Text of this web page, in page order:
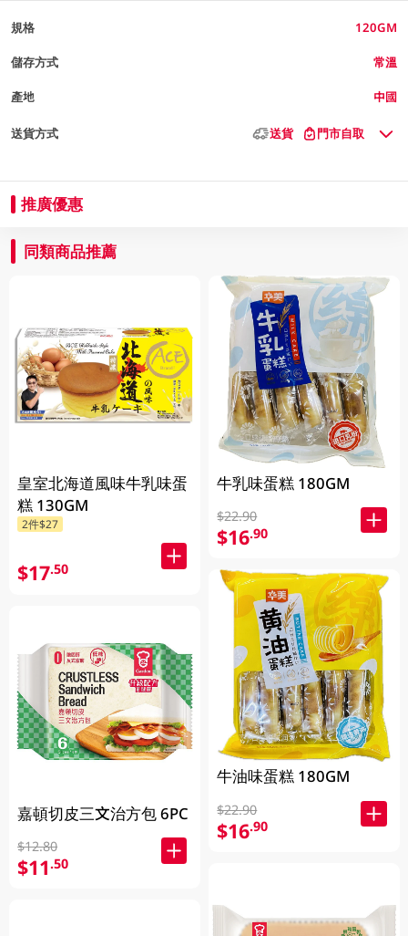
規格 120GM
儲存方式 常溫
產地 中國
送貨方式 送貨 門市自取
推廣優惠
同類商品推薦
皇室北海道風味牛乳味蛋
糕 130GM
2件$27
$17.50
嘉頓切皮三文治方包 6PC
$12.80
$11.50
牛乳味蛋糕 180GM
$22.90
$16.90
牛油味蛋糕 180GM
$22.90
$16.90